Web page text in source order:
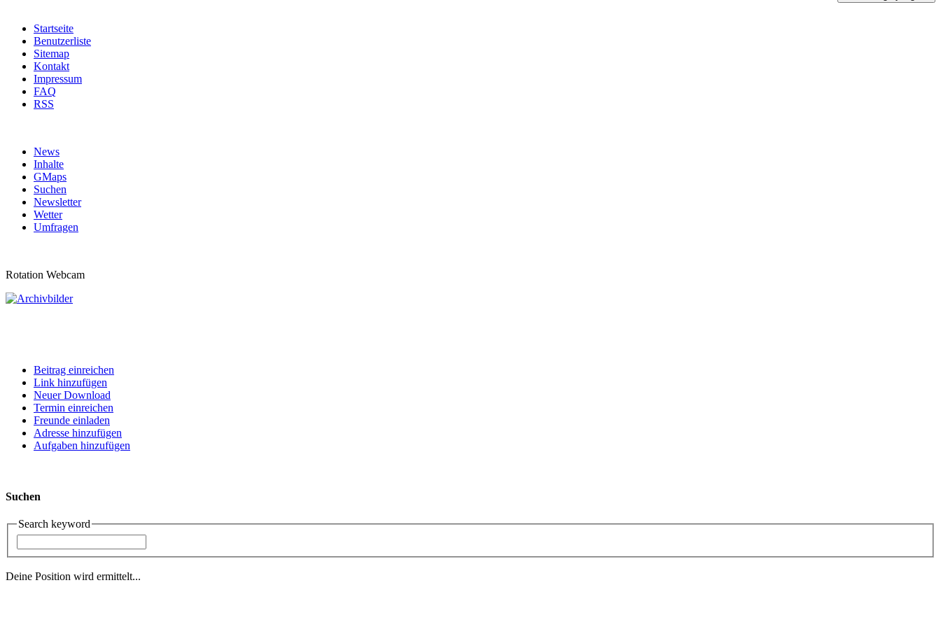
Startseite
Benutzerliste
Sitemap
Kontakt
Impressum
FAQ
RSS
News
Inhalte
GMaps
Suchen
Newsletter
Wetter
Umfragen
Rotation Webcam
Beitrag einreichen
Link hinzufügen
Neuer Download
Termin einreichen
Freunde einladen
Adresse hinzufügen
Aufgaben hinzufügen
Suchen
Search keyword
Deine Position wird ermittelt...